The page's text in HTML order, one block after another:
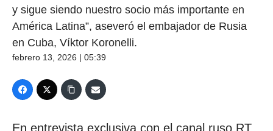
y sigue siendo nuestro socio más importante en
América Latina”, aseveró el embajador de Rusia
en Cuba, Víktor Koronelli.
febrero 13, 2026 | 05:39
En entrevista exclusiva con el canal ruso RT,